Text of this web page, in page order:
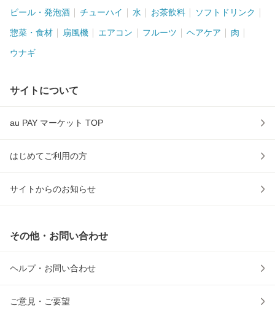
ビール・発泡酒 チューハイ 水 お茶飲料 ソフトドリンク
惣菜・食材 扇風機 エアコン フルーツ ヘアケア 肉
ウナギ
サイトについて
au PAY マーケット TOP
はじめてご利用の方
サイトからのお知らせ
その他・お問い合わせ
ヘルプ・お問い合わせ
ご意見・ご要望